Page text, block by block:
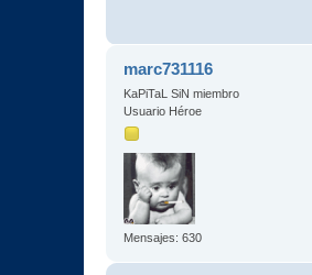
marc731116
KaPiTaL SiN miembro
Usuario Héroe
Mensajes: 630